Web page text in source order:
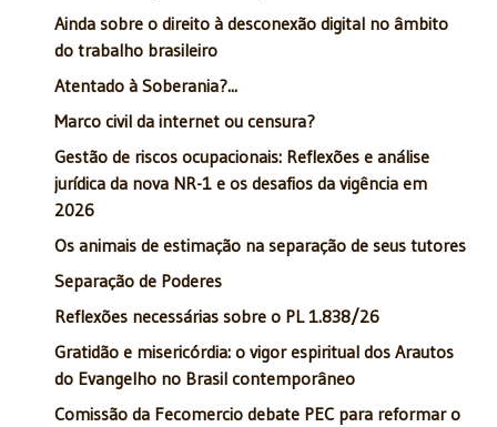
Ainda sobre o direito à desconexão digital no âmbito
do trabalho brasileiro
Atentado à Soberania?...
Marco civil da internet ou censura?
Gestão de riscos ocupacionais: Reflexões e análise
jurídica da nova NR-1 e os desafios da vigência em
2026
Os animais de estimação na separação de seus tutores
Separação de Poderes
Reflexões necessárias sobre o PL 1.838/26
Gratidão e misericórdia: o vigor espiritual dos Arautos
do Evangelho no Brasil contemporâneo
Comissão da Fecomercio debate PEC para reformar o